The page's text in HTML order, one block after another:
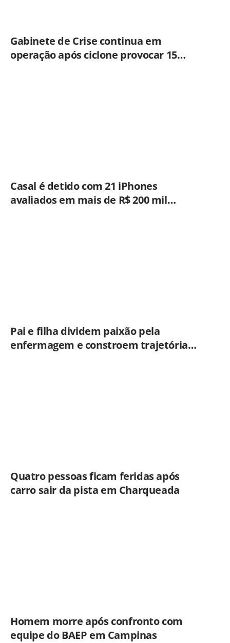
Gabinete de Crise continua em
operação após ciclone provocar 15
Casal é detido com 21 iPhones
avaliados em mais de R$ 200 mil
Pai e filha dividem paixão pela
enfermagem e constroem trajetória
Quatro pessoas ficam feridas após
carro sair da pista em Charqueada
Homem morre após confronto com
equipe do BAEP em Campinas